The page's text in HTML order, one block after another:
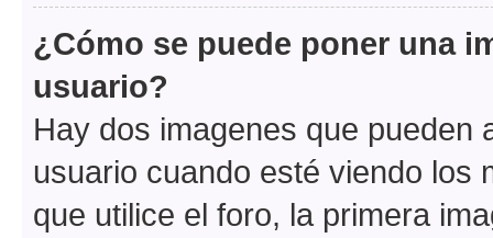
¿Cómo se puede poner una
usuario?
Hay dos imagenes que pueden
usuario cuando esté viendo los
que utilice el foro, la primera